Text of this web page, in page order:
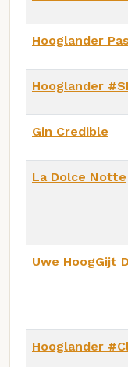
Hooglander
Hooglander
Gin Credible
La Dolce Notte
Uwe HoogGijt
Hooglander